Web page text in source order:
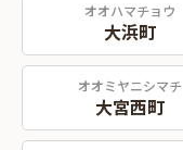
オオハマチョウ
大浜町
オオミヤニシマチ
大宮西町